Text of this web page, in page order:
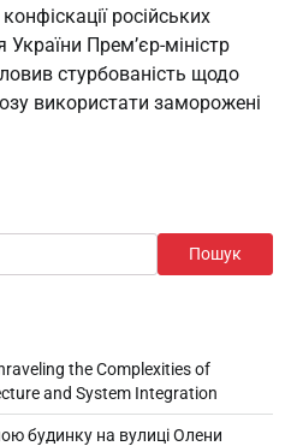
російських
Прем’єр-міністр
стурбованість щодо
використати заморожені
Пошук
the Complexities of
and System Integration
будинку на вулиці Олени